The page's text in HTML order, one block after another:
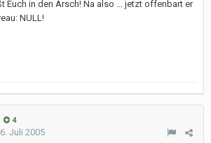
Euch in den Arsch! Na also ... jetzt offenbart er
NULL!
4
6. Juli 2005